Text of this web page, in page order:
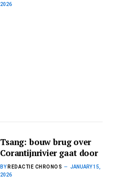
2026
Tsang: bouw brug over
Corantijnrivier gaat door
BY REDACTIE CHRONOS
JANUARY 15,
2026